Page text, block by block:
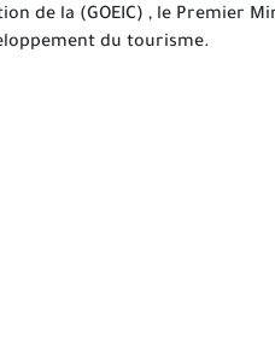
de la (GOEIC) , le Premier
du tourisme.